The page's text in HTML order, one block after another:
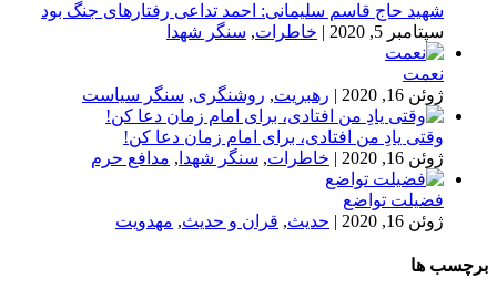
شهید حاج قاسم سلیمانی: احمد تداعی رفتارهای جنگ بود
سپتامبر 5, 2020
| خاطرات, سنگر شهدا
نعمت
ژوئن 16, 2020
| رهبریت, روشنگری, سنگر سیاست
وقتی یادِ من افتادی، برای امام زمان دعا کن!
ژوئن 16, 2020
| خاطرات, سنگر شهدا , مدافع حرم
فضیلت تواضع
ژوئن 16, 2020
| حدیث, قران و حدیث, مهدویت
برچسب ها